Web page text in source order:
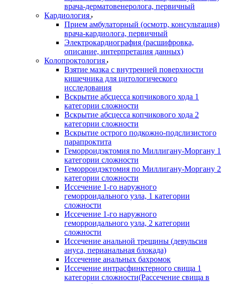
врача-дерматовенеролога, первичный
Кардиология
Прием амбулаторный (осмотр, консультация)
врача-кардиолога, первичный
Электрокардиография (расшифровка,
описание, интерпретация данных)
Колопроктология
Взятие мазка с внутренней поверхности
кишечника для цитологического
исследования
Вскрытие абсцесса копчикового хода 1
категории сложности
Вскрытие абсцесса копчикового хода 2
категории сложности
Вскрытие острого подкожно-подслизистого
парапроктита
Геморроидэктомия по Миллигану-Моргану 1
категории сложности
Геморроидэктомия по Миллигану-Моргану 2
категории сложности
Иссечение 1-го наружного
геморроидального узла, 1 категории
сложности
Иссечение 1-го наружного
геморроидального узла, 2 категории
сложности
Иссечение анальной трещины (девульсия
ануса, перианальная блокада)
Иссечение анальных бахромок
Иссечение интрасфинктерного свища 1
категории сложности(Рассечение свища в